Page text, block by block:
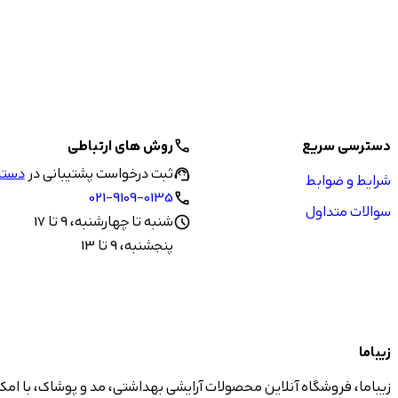
دسترسی سریع
شرایط و ضوابط
سوالات متداول
callروش های ارتباطی
support_agentثبت درخواست پشتیبانی در
call
021-9109-0135
scheduleشنبه تا چهارشنبه، 9 تا 17
پنجشنبه، 9 تا 13
زیباما
زیباما، فروشگاه آنلاین محصولات آرایشی بهداشتی، مد و پوشاک، با